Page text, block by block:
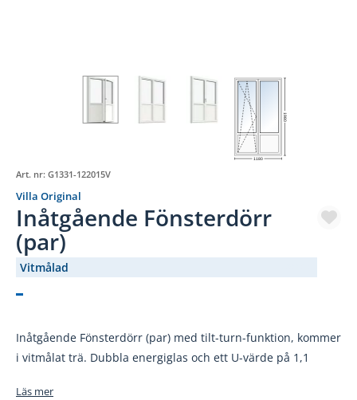
1180
1980
Art. nr: G1331-122015V
Villa Original
Inåtgående Fönsterdörr
(par)
Vitmålad
Inåtgående Fönsterdörr (par) med tilt-turn-funktion, kommer
i vitmålat trä. Dubbla energiglas och ett U-värde på 1,1
Läs mer